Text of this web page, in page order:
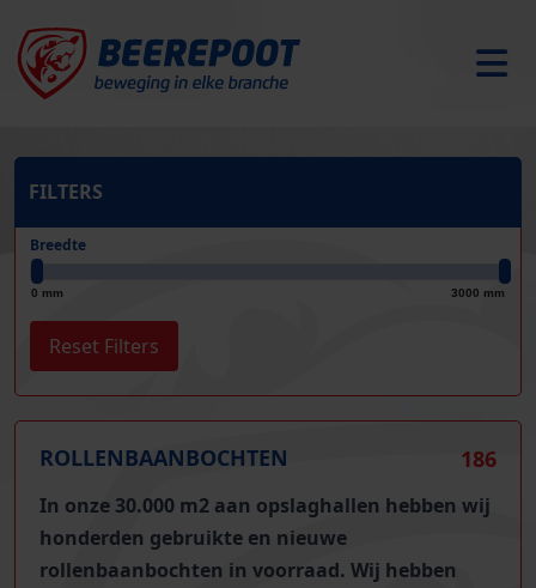
FILTERS
Breedte
0 mm 3000 mm
186
ROLLENBAANBOCHTEN
In onze 30.000 m2 aan opslaghallen hebben wij
honderden gebruikte en nieuwe
rollenbaanbochten in voorraad. Wij hebben